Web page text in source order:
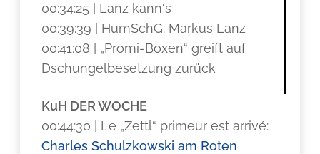
00:34:25 | Lanz kann‘s
00:39:39 | HumSchG: Markus Lanz
00:41:08 | „Promi-Boxen“ greift auf
Dschungelbesetzung zurück
KuH DER WOCHE
00:44:30 | Le „Zettl“ primeur est arrivé:
Charles Schulzkowski am Roten